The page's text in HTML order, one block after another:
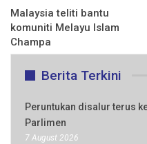
Malaysia teliti bantu
komuniti Melayu Islam
Champa
Berita Terkini
Peruntukan disalur terus
Parlimen
7 August 2026